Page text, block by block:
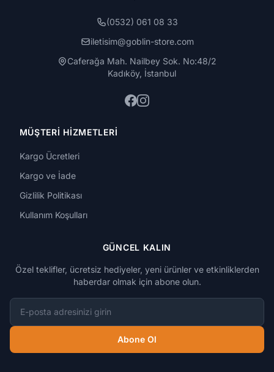
(0532) 061 08 33
iletisim@goblin-store.com
Caferağa Mah. Nailbey Sok. No:48/2
Kadıköy, İstanbul
MÜŞTERI HIZMETLERI
Kargo Ücretleri
Kargo ve İade
Gizlilik Politikası
Kullanım Koşulları
GÜNCEL KALIN
Özel teklifler, ücretsiz hediyeler, yeni ürünler ve etkinliklerden
haberdar olmak için abone olun.
E-posta adresi
Abone Ol